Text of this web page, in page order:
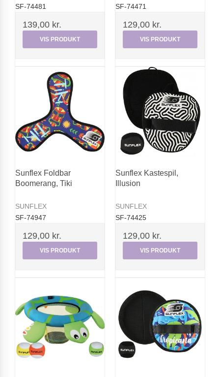
SF-74481
139,00 kr.
VIS PRODUKT
SF-74471
129,00 kr.
VIS PRODUKT
Sunflex Foldbar
Boomerang, Tiki
SUNFLEX
SF-74947
129,00 kr.
VIS PRODUKT
Sunflex Kastespil,
Illusion
SUNFLEX
SF-74425
129,00 kr.
VIS PRODUKT